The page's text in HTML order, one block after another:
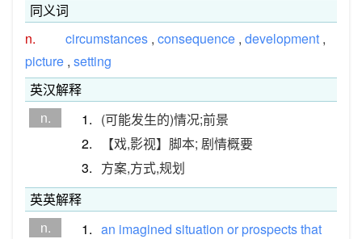
同义词
n.
circumstances , consequence , development ,
picture , setting
英汉解释
n.
1. (可能发生的)情况;前景
2.
【戏,影视】脚本; 剧情概要
3. 方案,方式,规划
英英解释
n.
1. an imagined situation or prospectsthat